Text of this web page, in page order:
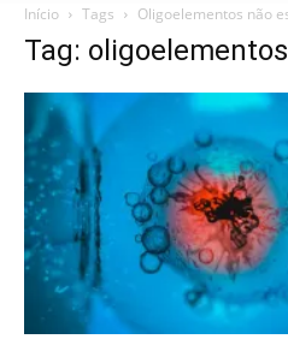
Início Tags Oligoelementos não
Tag: